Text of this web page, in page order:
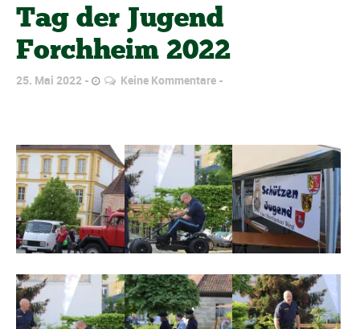
Tag der Jugend
Forchheim 2022
25. Mai 2022 Keine Kommentare